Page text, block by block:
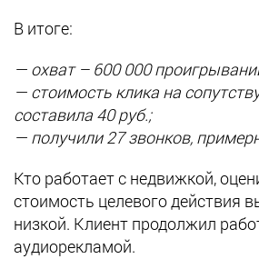
В итоге:
— охват – 600 000
— стоимость клика на
составила 40 руб.;
— получили 27 звонков,
Кто работает с недвижкой,
стоимость целевого действия
низкой. Клиент продолжил
аудиорекламой.